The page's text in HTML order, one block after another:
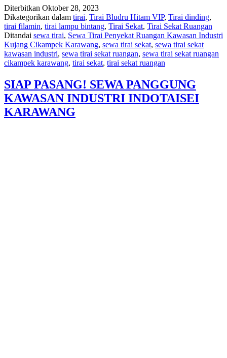
Penyekat
Ruangan
Kawasan
Industri
Kujang
Cikampek
Karawang
Diterbitkan Oktober 28, 2023
Dikategorikan dalam tirai, Tirai Bludru Hitam VIP, Tirai dinding,
tirai filamin, tirai lampu bintang, Tirai Sekat, Tirai Sekat Ruangan
Ditandai sewa tirai, Sewa Tirai Penyekat Ruangan Kawasan Industri
Kujang Cikampek Karawang, sewa tirai sekat, sewa tirai sekat
kawasan industri, sewa tirai sekat ruangan, sewa tirai sekat ruangan
cikampek karawang, tirai sekat, tirai sekat ruangan
SIAP PASANG! SEWA PANGGUNG
KAWASAN INDUSTRI INDOTAISEI
KARAWANG